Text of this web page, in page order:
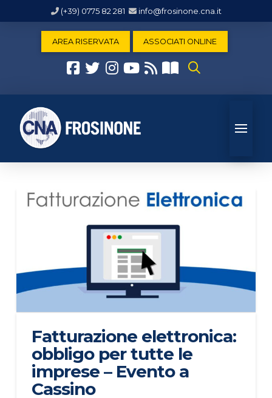
(+39) 0775 82 281 info@frosinone.cna.it
AREA RISERVATA ASSOCIATI ONLINE
Fatturazione elettronica:
obbligo per tutte le
imprese – Evento a
Cassino